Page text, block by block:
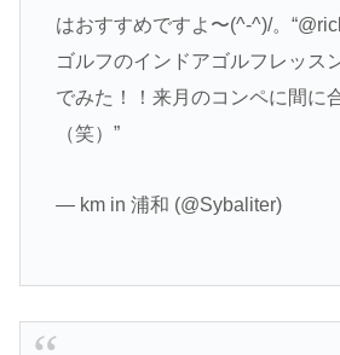
はおすすめですよ〜(^-^)/。
ゴルフのインドアゴルフレッス
でみた！！来月のコンペに間に
（笑）”
— km in 浦和 (@Sybaliter)